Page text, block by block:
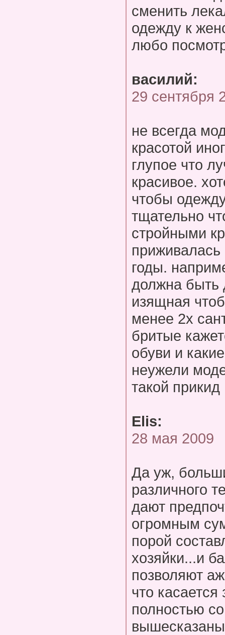
сменить
одежду к
любо
василий:
29 сентября
не всегда
красотой
глупое что
красивое.
чтобы
тщательно
стройными
приживалась
годы.
должна быть
изящная
менее 2х
бритые
обуви и
неужели
такой прикид
Elis:
28 мая 2009
Да уж,
различного
дают
огромным
порой
хозяйки...и
позволяют
что касается
полностью